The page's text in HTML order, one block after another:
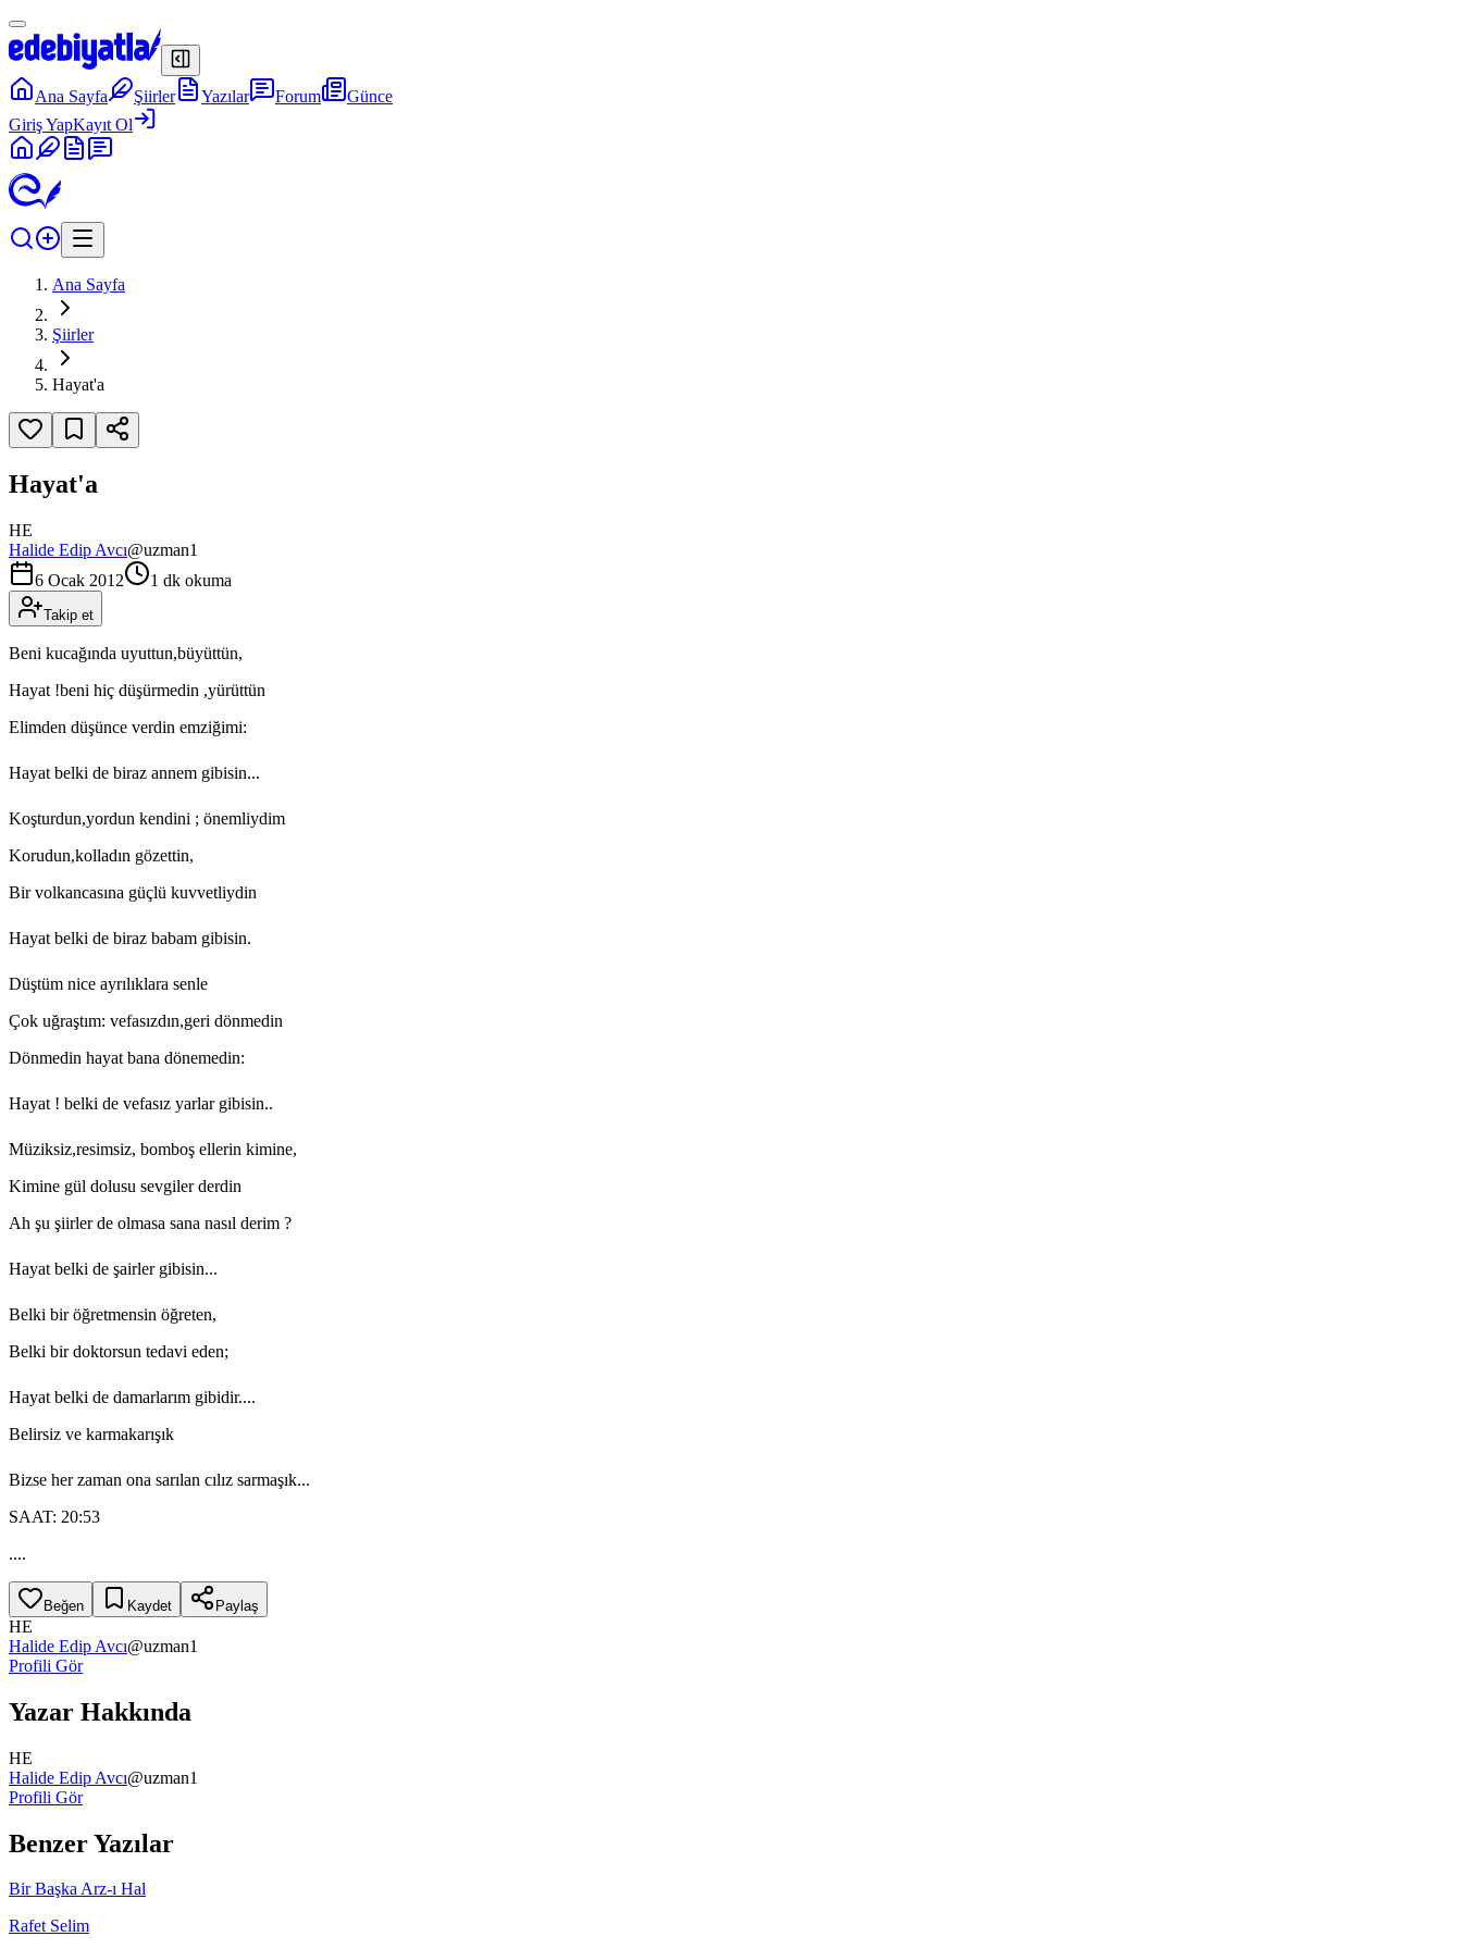
Ana Sayfa Şiirler Yazılar Forum
Günce
Giriş YapKayıt Ol
Ana Sayfa
Şiirler
Hayat'a
Hayat'a
HE
Halide Edip Avcı@uzman1
6 Ocak 2012
1 dk okuma
Takip et
Beni kucağında uyuttun,büyüttün,
Hayat !beni hiç düşürmedin ,yürüttün
Elimden düşünce verdin emziğimi:
Hayat belki de biraz annem gibisin...
Koşturdun,yordun kendini ; önemliydim
Korudun,kolladın gözettin,
Bir volkancasına güçlü kuvvetliydin
Hayat belki de biraz babam gibisin.
Düştüm nice ayrılıklara senle
Çok uğraştım: vefasızdın,geri dönmedin
Dönmedin hayat bana dönemedin:
Hayat ! belki de vefasız yarlar gibisin..
Müziksiz,resimsiz, bomboş ellerin kimine,
Kimine gül dolusu sevgiler derdin
Ah şu şiirler de olmasa sana nasıl derim ?
Hayat belki de şairler gibisin...
Belki bir öğretmensin öğreten,
Belki bir doktorsun tedavi eden;
Hayat belki de damarlarım gibidir....
Belirsiz ve karmakarışık
Bizse her zaman ona sarılan cılız sarmaşık...
SAAT: 20:53
....
Beğen Kaydet Paylaş
HE
Halide Edip Avcı@uzman1
Profili Gör
Yazar Hakkında
HE
Halide Edip Avcı@uzman1
Profili Gör
Benzer Yazılar
Bir Başka Arz-ı Hal
Rafet Selim